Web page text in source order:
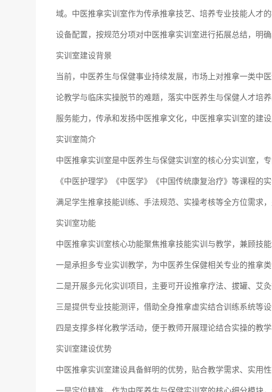
域。中医推拿实训室作为传承推拿技艺、培养专业技能人才
设备配置，按规范分项对中医推拿实训室进行拓展总结，明
实训室建设背景
当前，中医养生与保健事业持续发展，市场上对推拿一类中
论教学与临床实操脱节的难题，落实中医养生与保健人才培
服务能力，传承和发扬中医推拿文化，中医推拿实训室的建
实训室简介
中医推拿实训室是中医养生与保健实训室的核心分实训室，
《中医护理学》《中医学》《中国传统康复治疗》等课程
满足学生推拿技能训练、手法规范、实操考核等全方位需求
实训室功能
中医推拿实训室核心功能聚焦推拿技能实训与教学，兼顾技
一是承担多专业实训教学，为中医养生保健相关专业的推拿
二是开展多元化实训项目，主要可开设推拿疗法、拔罐、艾
三是提供专业技能测评，借助全身推拿虚实结合训练系统等
四是支撑多样化教学活动，便于教师开展理论结合实操的教
实训室建设优势
中医推拿实训室建设具备鲜明的优势，贴合教学需求、实用性